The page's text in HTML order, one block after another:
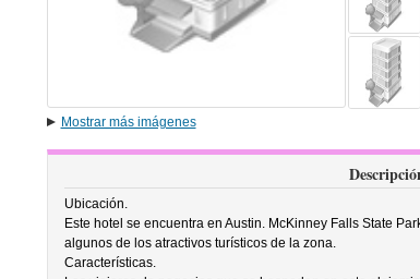
Mostrar más imágenes
Ubicación.
Este hotel se encuentra en Austin. McKinney Falls State
algunos de los atractivos turísticos de la zona.
Características.